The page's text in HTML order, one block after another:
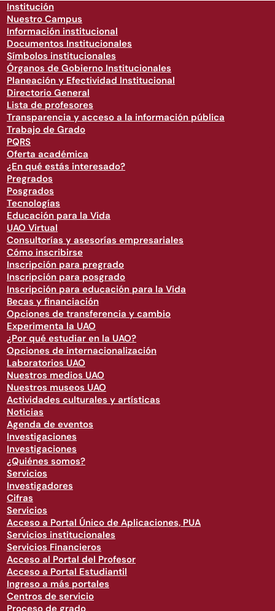
Institución
Nuestro Campus
Información institucional
Documentos Institucionales
Símbolos institucionales
Órganos de Gobierno Institucionales
Planeación y Efectividad Institucional
Directorio General
Lista de profesores
Transparencia y acceso a la información pública
Trabajo de Grado
PQRS
Oferta académica
¿En qué estás interesado?
Pregrados
Posgrados
Tecnologías
Educación para la Vida
UAO Virtual
Consultorías y asesorías empresariales
Cómo inscribirse
Inscripción para pregrado
Inscripción para posgrado
Inscripción para educación para la Vida
Becas y financiación
Opciones de transferencia y cambio
Experimenta la UAO
¿Por qué estudiar en la UAO?
Opciones de internacionalización
Laboratorios UAO
Nuestros medios UAO
Nuestros museos UAO
Actividades culturales y artísticas
Noticias
Agenda de eventos
Investigaciones
Investigaciones
¿Quiénes somos?
Servicios
Investigadores
Cifras
Servicios
Acceso a Portal Único de Aplicaciones, PUA
Servicios institucionales
Servicios Financieros
Acceso al Portal del Profesor
Acceso a Portal Estudiantil
Ingreso a más portales
Centros de servicio
Proceso de grado